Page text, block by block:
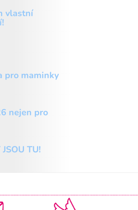
vlastní
pro maminky
nejen pro
TU!